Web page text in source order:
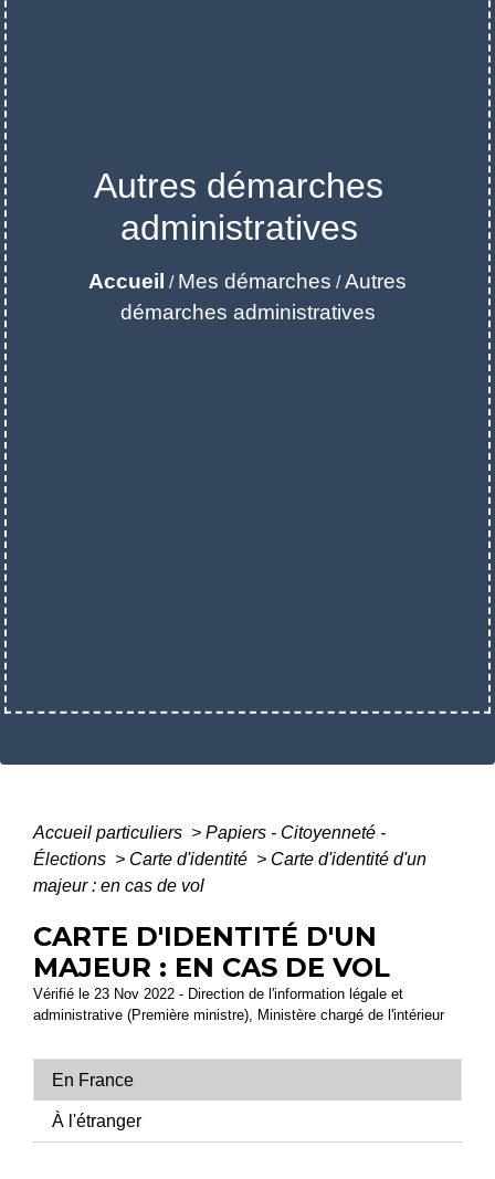
Autres démarches
administratives
Accueil / Mes démarches /Autres
démarches administratives
Accueil particuliers > Papiers - Citoyenneté -
Élections > Carte d'identité > Carte d'identité d'un
majeur : en cas de vol
CARTE D'IDENTITÉ D'UN
MAJEUR : EN CAS DE VOL
Vérifié le 23 Nov 2022 - Direction de l'information légale et
administrative (Première ministre), Ministère chargé de l'intérieur
En France
À l'étranger